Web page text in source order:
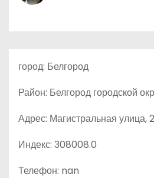
город: Белгород
Район: Белгород городской
Адрес: Магистральная улица,
Индекс: 308008.0
Телефон: nan